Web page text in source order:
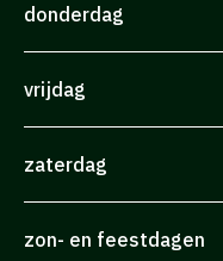
donderdag
vrijdag
zaterdag
zon- en feestdagen